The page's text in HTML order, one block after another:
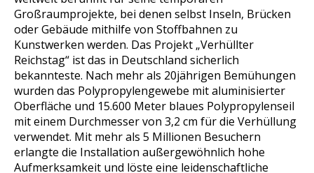
Großraumprojekte, bei denen selbst Inseln, Brücken
oder Gebäude mithilfe von Stoffbahnen zu
Kunstwerken werden. Das Projekt „Verhüllter
Reichstag“ ist das in Deutschland sicherlich
bekannteste. Nach mehr als 20jährigen Bemühungen
wurden das Polypropylengewebe mit aluminisierter
Oberfläche und 15.600 Meter blaues Polypropylenseil
mit einem Durchmesser von 3,2 cm für die Verhüllung
verwendet. Mit mehr als 5 Millionen Besuchern
erlangte die Installation außergewöhnlich hohe
Aufmerksamkeit und löste eine leidenschaftliche